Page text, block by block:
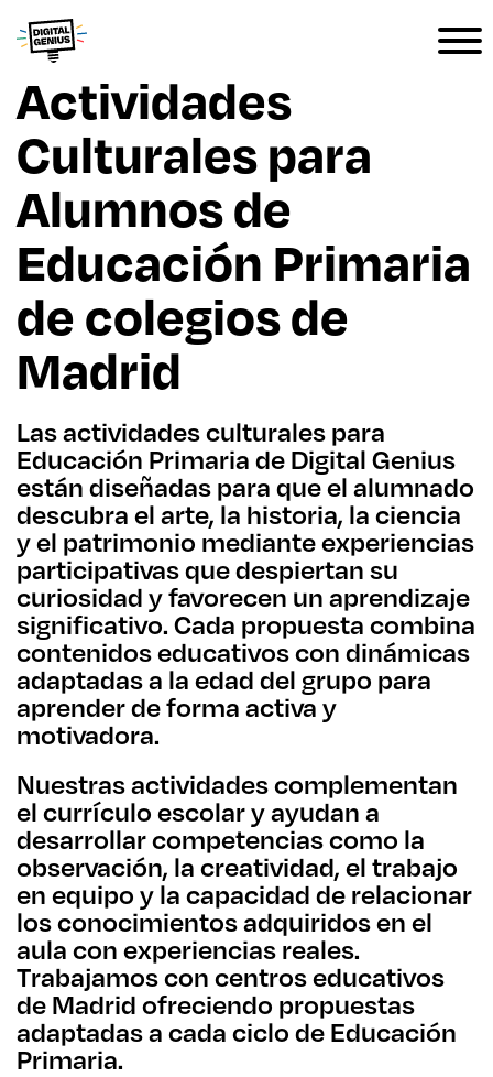
Actividades
Culturales para
Alumnos de
Educación Primaria
de colegios de
Madrid
Las actividades culturales para
Educación Primaria de Digital Genius
están diseñadas para que el alumnado
descubra el arte, la historia, la ciencia
y el patrimonio mediante experiencias
participativas que despiertan su
curiosidad y favorecen un aprendizaje
significativo. Cada propuesta combina
contenidos educativos con dinámicas
adaptadas a la edad del grupo para
aprender de forma activa y
motivadora.
Nuestras actividades complementan
el currículo escolar y ayudan a
desarrollar competencias como la
observación, la creatividad, el trabajo
en equipo y la capacidad de relacionar
los conocimientos adquiridos en el
aula con experiencias reales.
Trabajamos con centros educativos
de Madrid ofreciendo propuestas
adaptadas a cada ciclo de Educación
Primaria.